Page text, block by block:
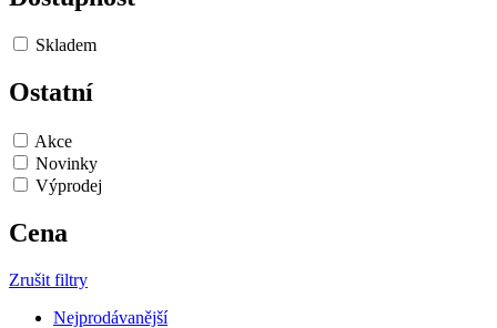
Skladem
Ostatní
Akce
Novinky
Výprodej
Cena
Zrušit filtry
Nejprodávanější